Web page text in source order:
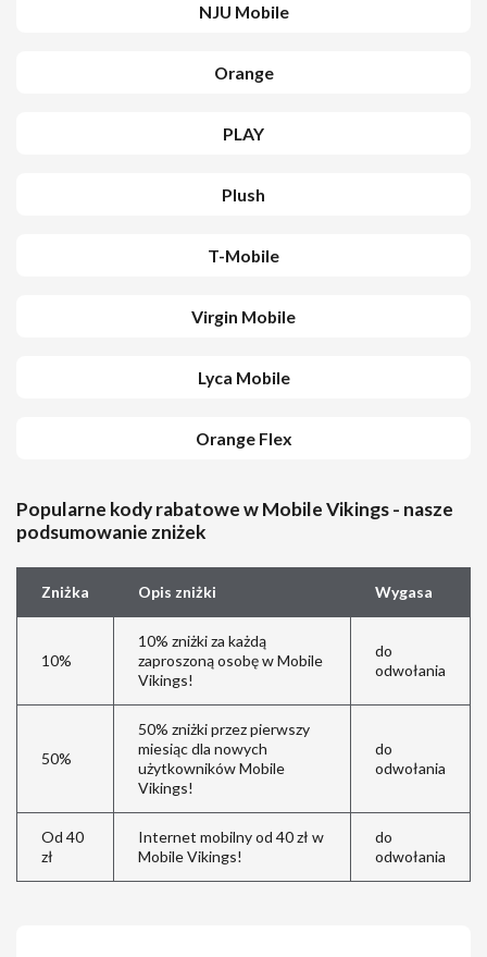
NJU Mobile
Orange
PLAY
Plush
T-Mobile
Virgin Mobile
Lyca Mobile
Orange Flex
Popularne kody rabatowe w Mobile Vikings - nasze
podsumowanie zniżek
Zniżka Opis zniżki Wygasa
10%
10% zniżki za każdą
zaproszoną osobę w Mobile
Vikings!
do
odwołania
50%
50% zniżki przez pierwszy
miesiąc dla nowych
użytkowników Mobile
Vikings!
do
odwołania
Od 40
zł
Internet mobilny od 40 zł w
Mobile Vikings!
do
odwołania